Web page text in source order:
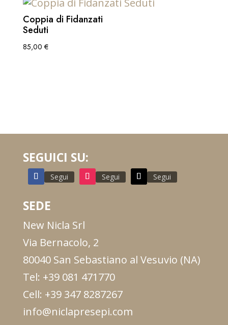
Coppia di Fidanzati
Seduti
85,00 €
SEGUICI SU:
Segui Segui Segui
SEDE
New Nicla Srl
Via Bernacolo, 2
80040 San Sebastiano al Vesuvio (NA)
Tel: +39 081 471770
Cell: +39 347 8287267
info@niclapresepi.com